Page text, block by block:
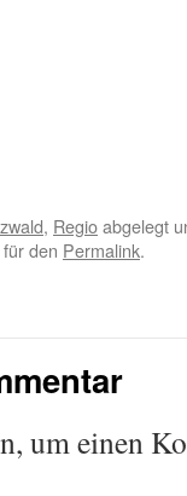
, Regioabgelegt
den Permalink.
um einen